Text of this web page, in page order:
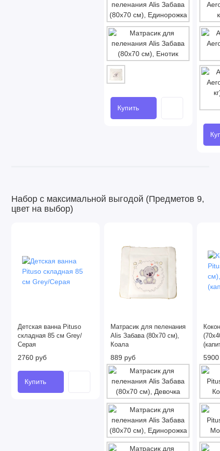
Купить
Набор с максимальной выгодой (Предметов 9,
цвет на выбор)
Детская ванна Pituso
складная 85 см Grey/
Серая
2760 руб
Купить
Матрасик для пеленания
Alis Забава (80х70 см),
Коала
889 руб